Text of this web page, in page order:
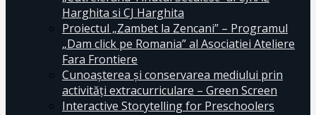
Harghita si CJ Harghita
Proiectul „Zambet la Zencani” – Programul
„Dam click pe Romania” al Asociatiei Ateliere
Fara Frontiere
Cunoașterea și conservarea mediului prin
activități extracurriculare – Green Screen
Interactive Storytelling for Preschoolers